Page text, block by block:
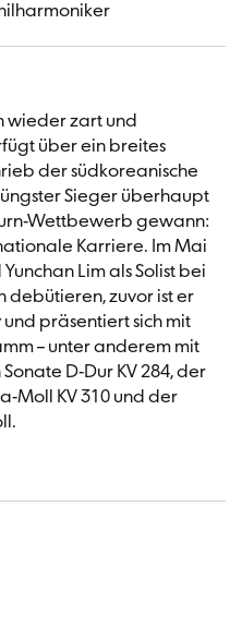
wieder zart und
über ein breites
der südkoreanische
Sieger überhaupt
Wettbewerb gewann:
Karriere. Im Mai
Lim als Solist bei
debütieren, zuvor ist er
und präsentiert sich mit
– unter anderem mit
D-Dur KV 284, der
Moll KV 310 und der